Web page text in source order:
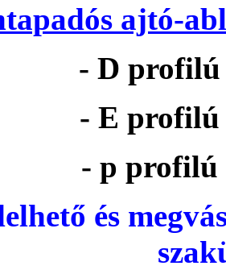
ajtó-
- D profilú
- E profilú
- p profilú
és